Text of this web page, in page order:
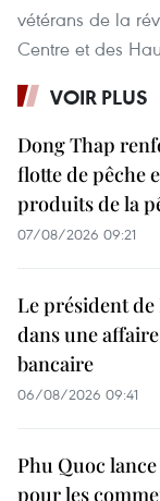
vétérans de la
Centre et des
VOIR PLUS
Dong Thap
flotte de pêche
produits de la
07/08/2026 09:21
Le président
dans une
bancaire
06/08/2026 09:41
Phu Quoc
pour les